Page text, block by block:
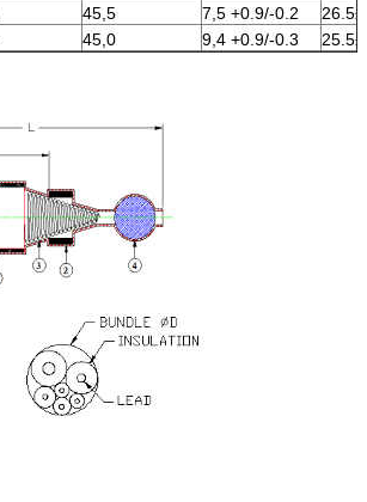
45,5 7,5 +0.9/-0.2
45,0 9,4 +0.9/-0.3